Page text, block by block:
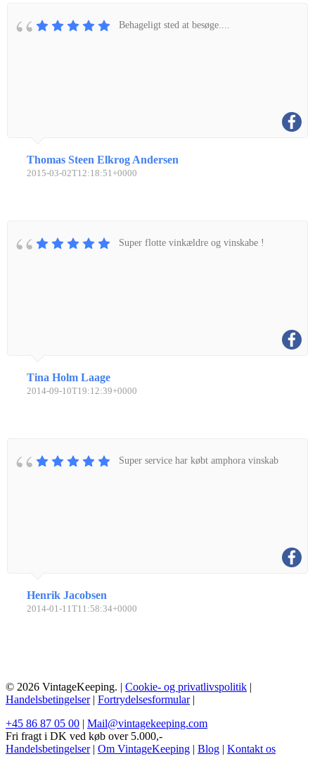
Behageligt sted at besøge....
Thomas Steen Elkrog Andersen
2015-03-02T12:18:51+0000
Super flotte vinkældre og vinskabe !
Tina Holm Laage
2014-09-10T19:12:39+0000
Super service har købt amphora vinskab
Henrik Jacobsen
2014-01-11T11:58:34+0000
© 2026 VintageKeeping. | Cookie- og privatlivspolitik
Handelsbetingelser| Fortrydelsesformular|
+45 86 87 05 00
Mail@vintagekeeping.com
Fri fragt i DK ved køb over 5.000,-
Handelsbetingelser| Om VintageKeeping Blog
Kontakt os